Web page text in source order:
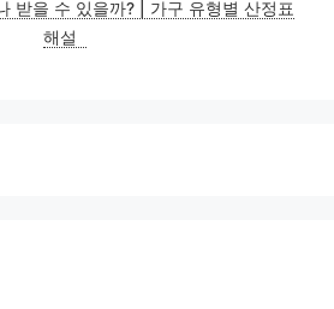
리
받을 수 있을까? | 가구 유형별 산정표
해설